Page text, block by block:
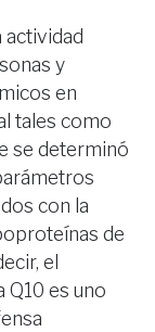
actividad
y
en
tales como
se determinó
con la
de
el
Q10 es uno